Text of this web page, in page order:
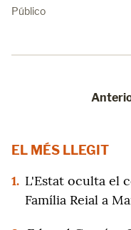
Público
EL MÉS LLEGIT
1. L'Estat oculta el
Família Reial a